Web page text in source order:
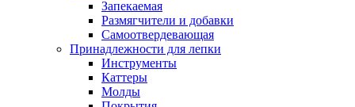
Запекаемая
Размягчители и добавки
Самоотвердевающая
Принадлежности для лепки
Инструменты
Каттеры
Молды